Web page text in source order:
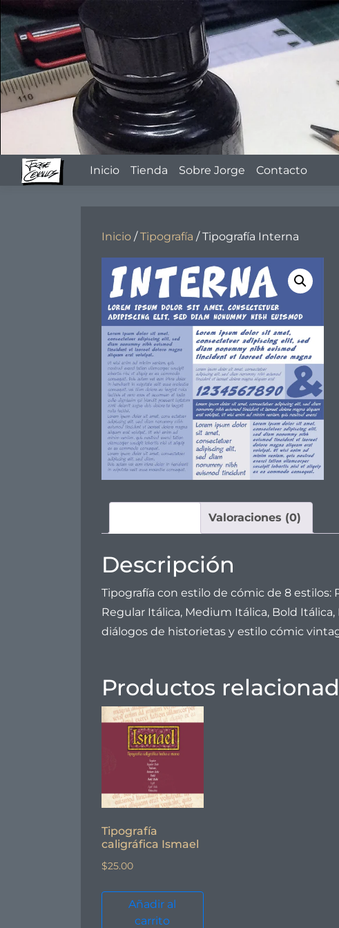
content
Inicio Tienda Sobre Jorge Contacto
Inicio /Tipografía / Tipografía Interna
Valoraciones (0)
Descripción
Tipografía con estilo de cómic de 8 estilos:
Regular Itálica, Medium Itálica, Bold
diálogos de historietas y estilo cómic
Productos
Tipografía
caligráfica Ismael
$25.00
Añadir al
carrito